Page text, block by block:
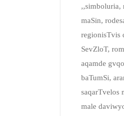
,,simboluria,
maSin,
regionisTvis
SevZloT,
aqamde
baTumSi,
saqarTvelos
male